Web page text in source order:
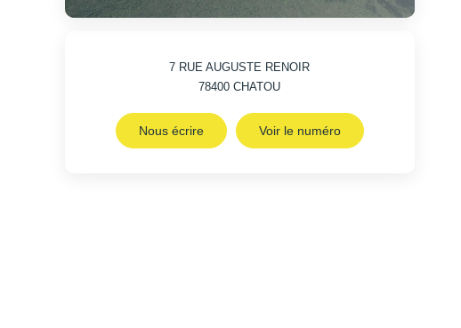
7 RUE AUGUSTE RENOIR
78400CHATOU
Nous écrire Voir le numéro